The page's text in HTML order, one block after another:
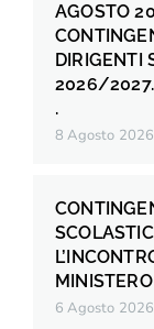
AGOSTO
DIRIGENTI
2026/2027.
.
8 Agosto 2026
MINISTERO
6 Agosto 2026